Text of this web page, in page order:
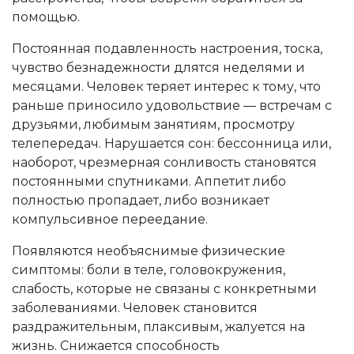
помощью.
Постоянная подавленность настроения, тоска,
чувство безнадежности длятся неделями и
месяцами. Человек теряет интерес к тому, что
раньше приносило удовольствие — встречам с
друзьями, любимым занятиям, просмотру
телепередач. Нарушается сон: бессонница или,
наоборот, чрезмерная сонливость становятся
постоянными спутниками. Аппетит либо
полностью пропадает, либо возникает
компульсивное переедание.
Появляются необъяснимые физические
симптомы: боли в теле, головокружения,
слабость, которые не связаны с конкретными
заболеваниями. Человек становится
раздражительным, плаксивым, жалуется на
жизнь. Снижается способность